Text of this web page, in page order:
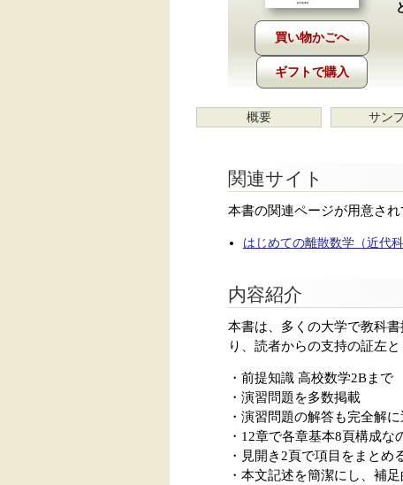
ギフトで購入
概要 サン
関連サイト
本書の関連ページが用意され
はじめての離散数学（近代
内容紹介
本書は、多くの大学で教科
り、読者からの支持の証左
・前提知識 高校数学2Bまで
・演習問題を多数掲載
・演習問題の解答も完全解
・12章で各章基本8頁構成
・見開き2頁で項目をまとめ
・本文記述を簡潔にし、補